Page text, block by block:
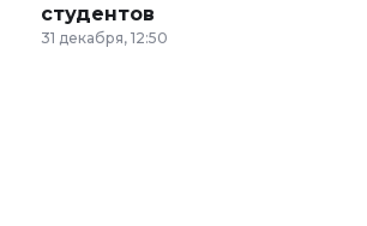
студентов
31 декабря, 12:50